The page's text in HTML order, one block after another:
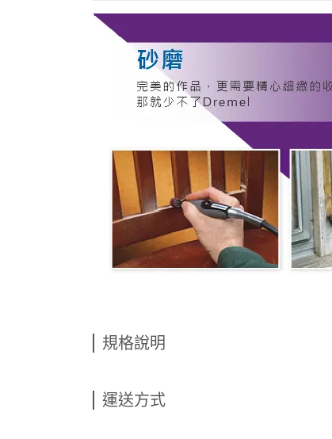
規格說明
運送方式